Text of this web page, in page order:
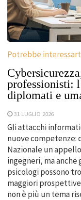
Potrebbe
professionisti:
diplomati e
31 LUGLIO 2026
Gli attacchi
nuove competenze:
Nazionale un
ingegneri, ma
psicologi possono
maggiori
non è più un tema